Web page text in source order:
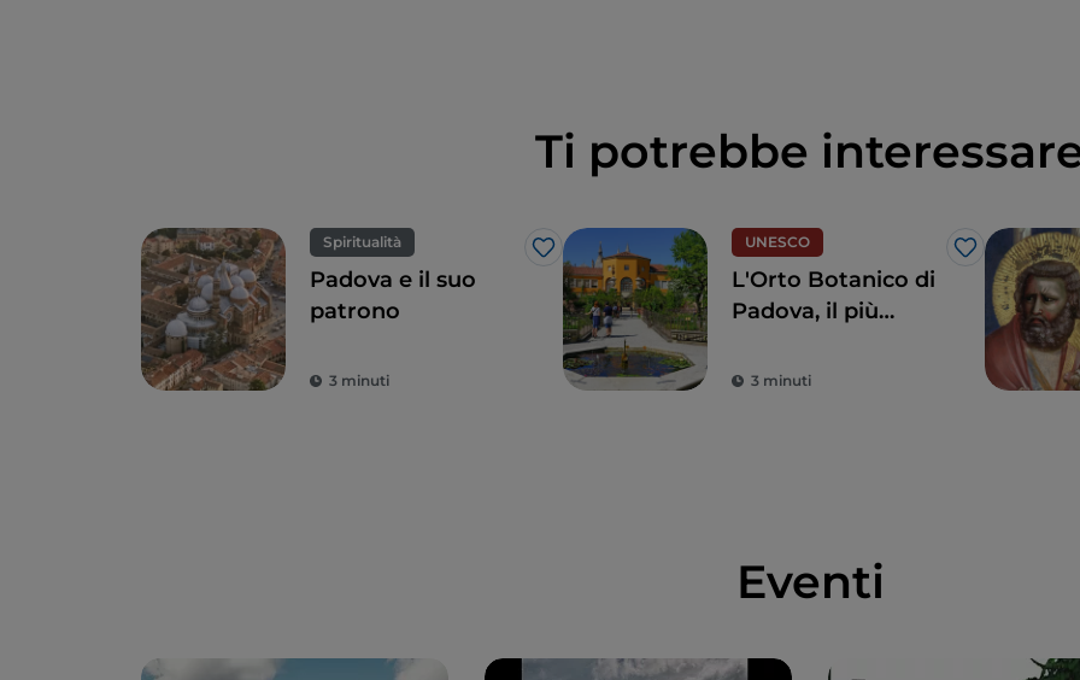
Ti potrebbe
Spiritualità
Like
Padova e il suo
patrono
3 minuti
UNESCO
Like
L'Orto Botanico di
Padova, il più
3 minuti
Eventi